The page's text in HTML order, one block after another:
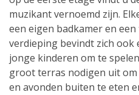
muzikant vernoemd zijn.
een eigen badkamer en een
verdieping bevindt zich ook
jonge kinderen om te
groot terras nodigen uit
en avonden buiten te eten